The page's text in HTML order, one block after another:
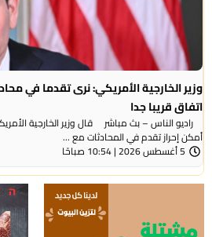
وزير الخارجية الأمريكي: نرى تقدما في
اتفاق قريبا جدا
راديو الناس – بث مباشر قال وزير الخارجية الأمريكي
أمكن إحراز تقدم في المحادثات مع ...
5 أغسطس 2026 | 10:54 صباحًا